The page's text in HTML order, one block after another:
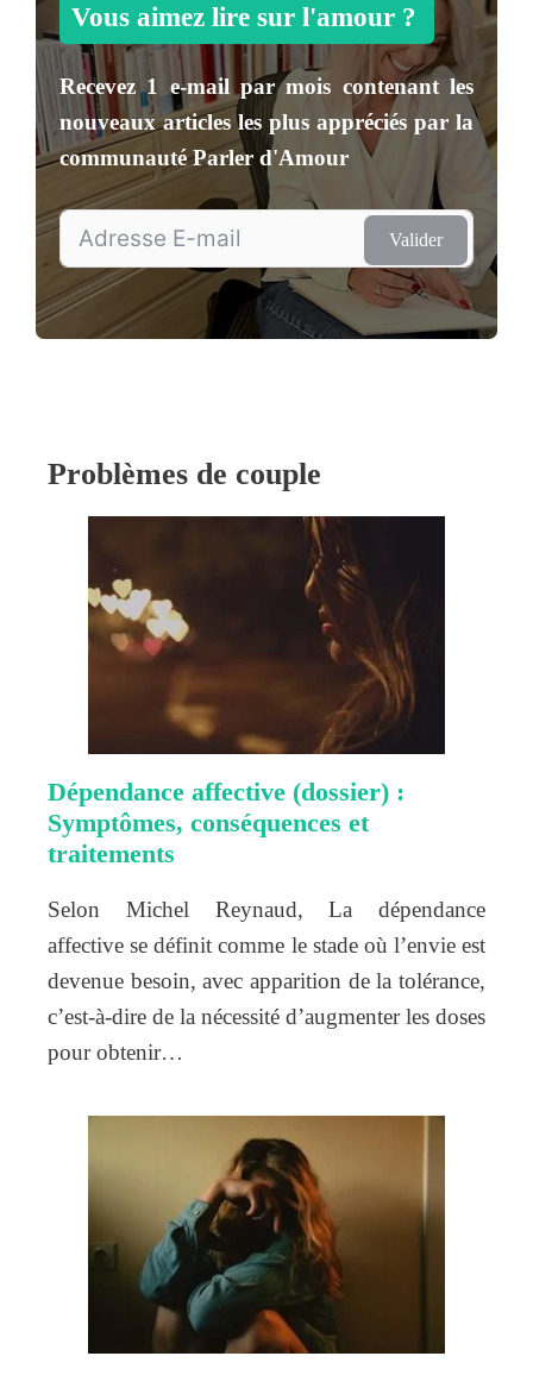
Vous aimez lire sur l'amour ?
Recevez1 e-mail par mois contenant les
nouveaux articles les plus appréciés par la
communautéParler d'Amour
Valider
Problèmes de couple
Dépendance affective (dossier) :
Symptômes, conséquences et
traitements
Selon Michel Reynaud, La dépendance
affective se définit comme le stade où l’envie est
devenue besoin, avec apparition de la tolérance,
c’est-à-dire de la nécessité d’augmenter les doses
pour obtenir…